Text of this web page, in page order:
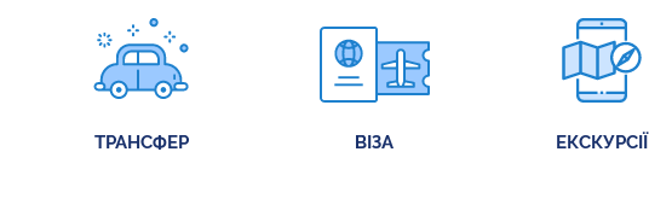
ТРАНСФЕР ВІЗА ЕКСКУРСІЇ